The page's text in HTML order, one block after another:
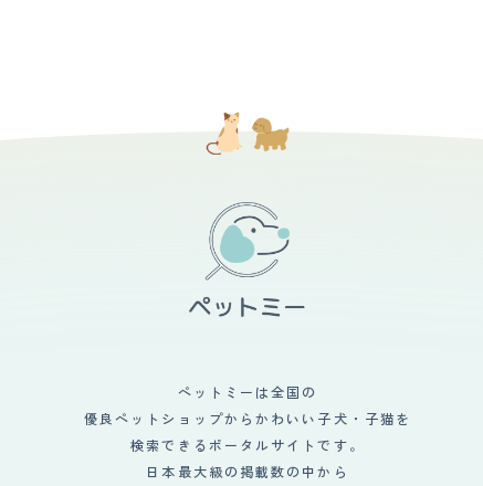
ペットミーは全国の
優良ペットショップからかわいい子犬・子猫を
検索できるポータルサイトです。
日本最大級の掲載数の中から